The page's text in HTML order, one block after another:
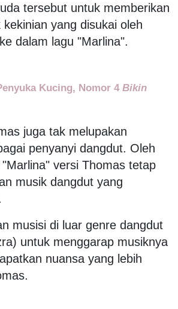
tersebut untuk memberikan
yang disukai oleh
dalam lagu "Marlina".
Kucing, Nomor 4 Bikin
juga tak melupakan
penyanyi dangdut. Oleh
versi Thomas tetap
musik dangdut yang
musisi di luar genre dangdut
untuk menggarap musiknya
nuansa yang lebih